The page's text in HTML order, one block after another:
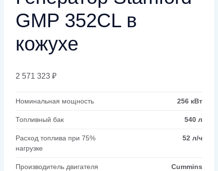
GMP 352CL в
кожухе
2 571 323 ₽
Номинальная мощность 256 кВт
Топливный бак 540 л
Расход топлива при 75%
нагрузке
52 л/ч
Производитель двигателя Cummins